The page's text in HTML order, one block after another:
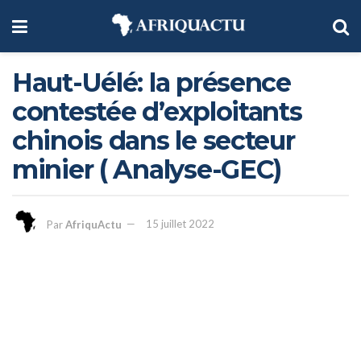
Haut-Uélé: la présence
contestée d’exploitants
chinois dans le secteur
minier ( Analyse-GEC)
ParAfriquActu 15 juillet 2022